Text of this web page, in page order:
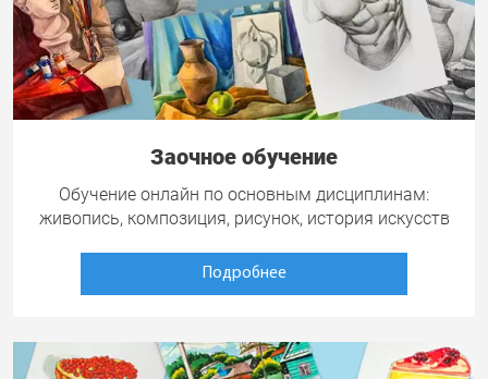
Заочное обучение
Обучение онлайн по основным дисциплинам:
живопись, композиция, рисунок, история искусств
Подробнее